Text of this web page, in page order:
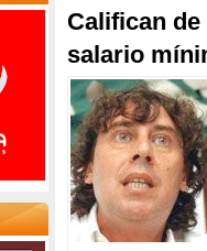
Califican
salario